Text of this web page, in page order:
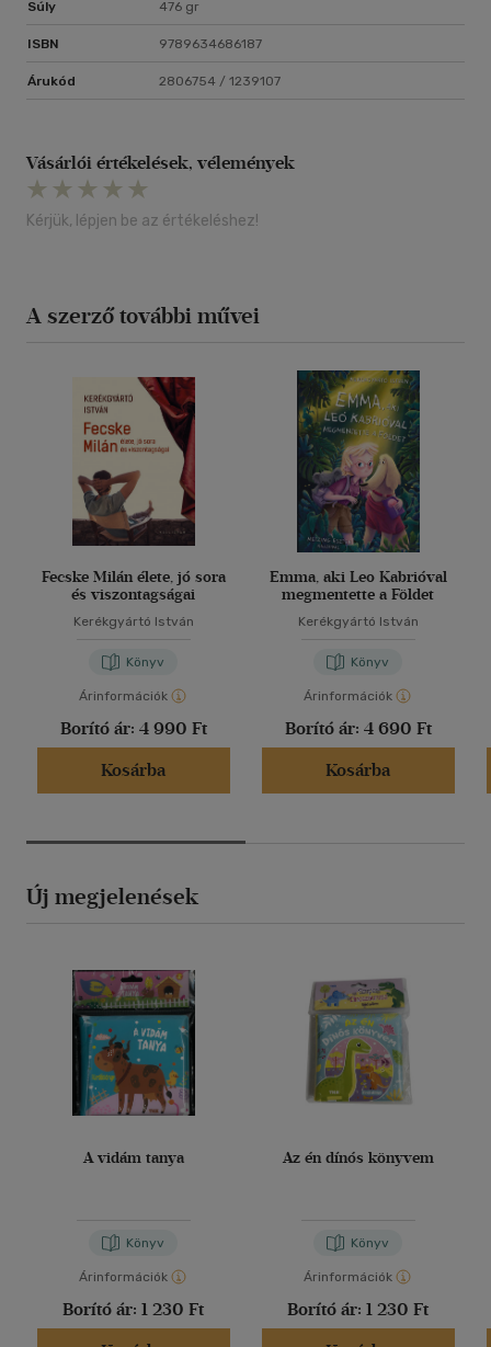
Súly 476 gr
ISBN 9789634686187
Árukód 2806754 / 1239107
Vásárlói értékelések, vélemények
Kérjük, lépjen be az értékeléshez!
A szerző további művei
Fecske Milán élete, jó sora
és viszontagságai
Kerékgyártó István
Könyv
Árinformációk
Borító ár: 4 990 Ft
Kosárba
Emma, aki Leo Kabrióval
megmentette a Földet
Kerékgyártó István
Könyv
Árinformációk
Borító ár: 4 690 Ft
Kosárba
Új megjelenések
A vidám tanya
Könyv
Árinformációk
Borító ár: 1 230 Ft
Az én dínós könyvem
Könyv
Árinformációk
Borító ár: 1 230 Ft